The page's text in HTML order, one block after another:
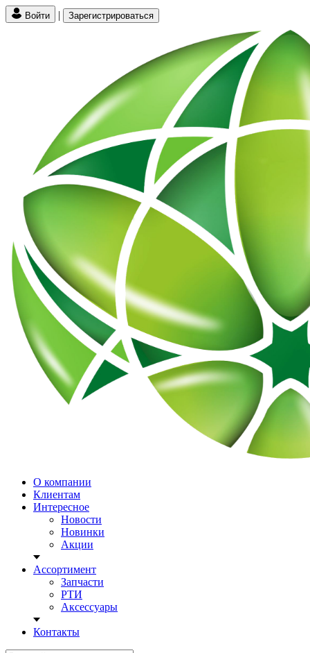
Войти | Зарегистрироваться
О компании
Клиентам
Интересное
Новости
Новинки
Акции
Ассортимент
Запчасти
РТИ
Аксессуары
Контакты